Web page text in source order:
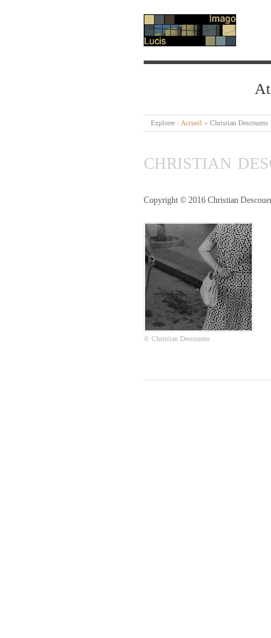
IMAGO LUCIS
Explorer : Accueil » Christian Descouens
CHRISTIAN
Copyright © 2016 Christian
© Christian Descouens